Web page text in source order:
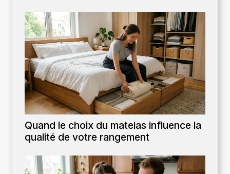
Quand le choix du matelas influence la
qualité de votre rangement